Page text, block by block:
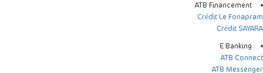
ATB Financement
Crédit Le Fonapram
Crédit SAYARA
E Banking
ATB Connect
ATB Messenger